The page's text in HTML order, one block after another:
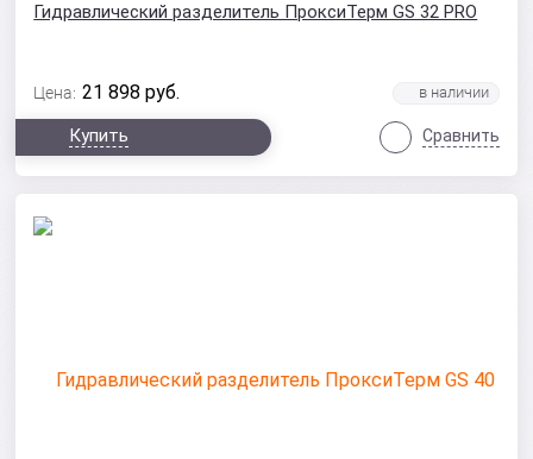
Гидравлический разделитель ПроксиТерм GS 32 PRO
Цена: 21 898 руб.
Купить Сравнить